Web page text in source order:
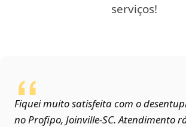
serviços!
Fiquei muito satisfeita com o
no Profipo, Joinville‑SC. Atendimento